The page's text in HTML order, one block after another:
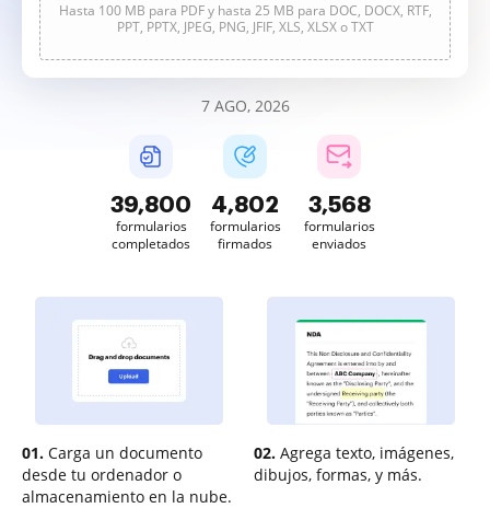
Hasta 100 MB para PDF y hasta 25 MB para DOC, DOCX, RTF,
PPT, PPTX, JPEG, PNG, JFIF, XLS, XLSX o TXT
7 AGO, 2026
39,801
formularios
completados
4,802
formularios
firmados
3,568
formularios
enviados
01. Carga un documento
desde tu ordenador o
almacenamiento en la nube.
02. Agrega texto, imágenes,
dibujos, formas, y más.